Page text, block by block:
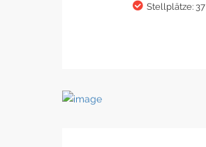
Stellplätze: 37